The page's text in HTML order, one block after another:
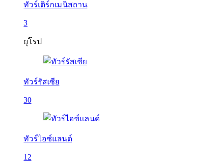
ทัวร์เติร์กเมนิสถาน
3
ยุโรป
ทัวร์รัสเซีย
30
ทัวร์ไอซ์แลนด์
12